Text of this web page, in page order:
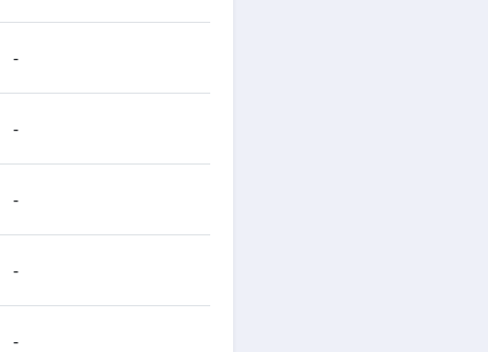
-
-
-
-
-